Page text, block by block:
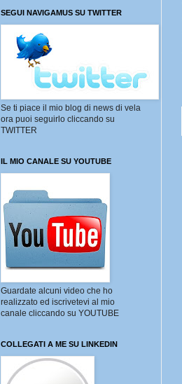
SEGUI NAVIGAMUS SU TWITTER
Se ti piace il mio blog di news di vela
ora puoi seguirlo cliccando su
TWITTER
IL MIO CANALE SU YOUTUBE
Guardate alcuni video che ho
realizzato ed iscrivetevi al mio
canale cliccando su YOUTUBE
COLLEGATI A ME SU LINKEDIN